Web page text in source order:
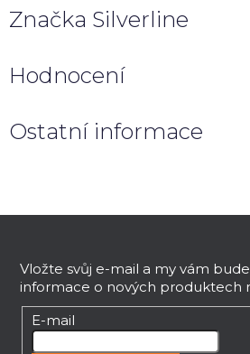
Značka Silverline
Hodnocení
Ostatní informace
Vložte svůj e-mail a my vám
informace o nových produktech
E-mail